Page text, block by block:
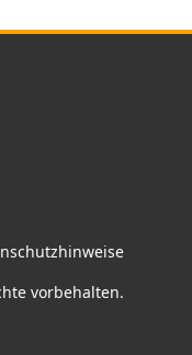
vorbehalten.